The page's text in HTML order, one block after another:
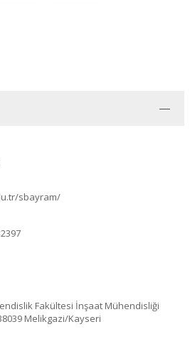
sbayram/
Fakültesi İnşaat Mühendisliği
Melikgazi/Kayseri